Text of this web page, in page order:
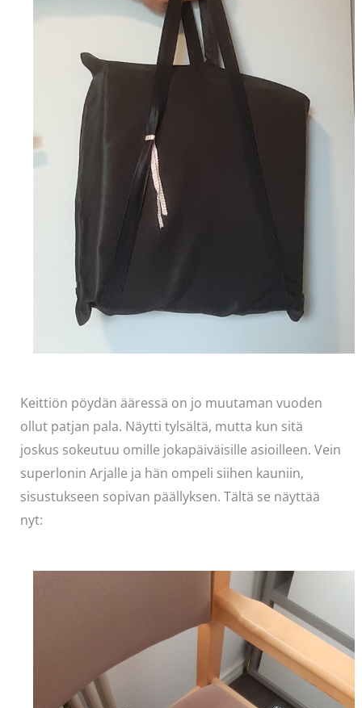
Keittiön pöydän ääressä on jo muutaman vuoden
ollut patjan pala. Näytti tylsältä, mutta kun sitä
joskus sokeutuu omille jokapäiväisille asioilleen. Vein
superlonin Arjalle ja hän ompeli siihen kauniin,
sisustukseen sopivan päällyksen. Tältä se näyttää
nyt: